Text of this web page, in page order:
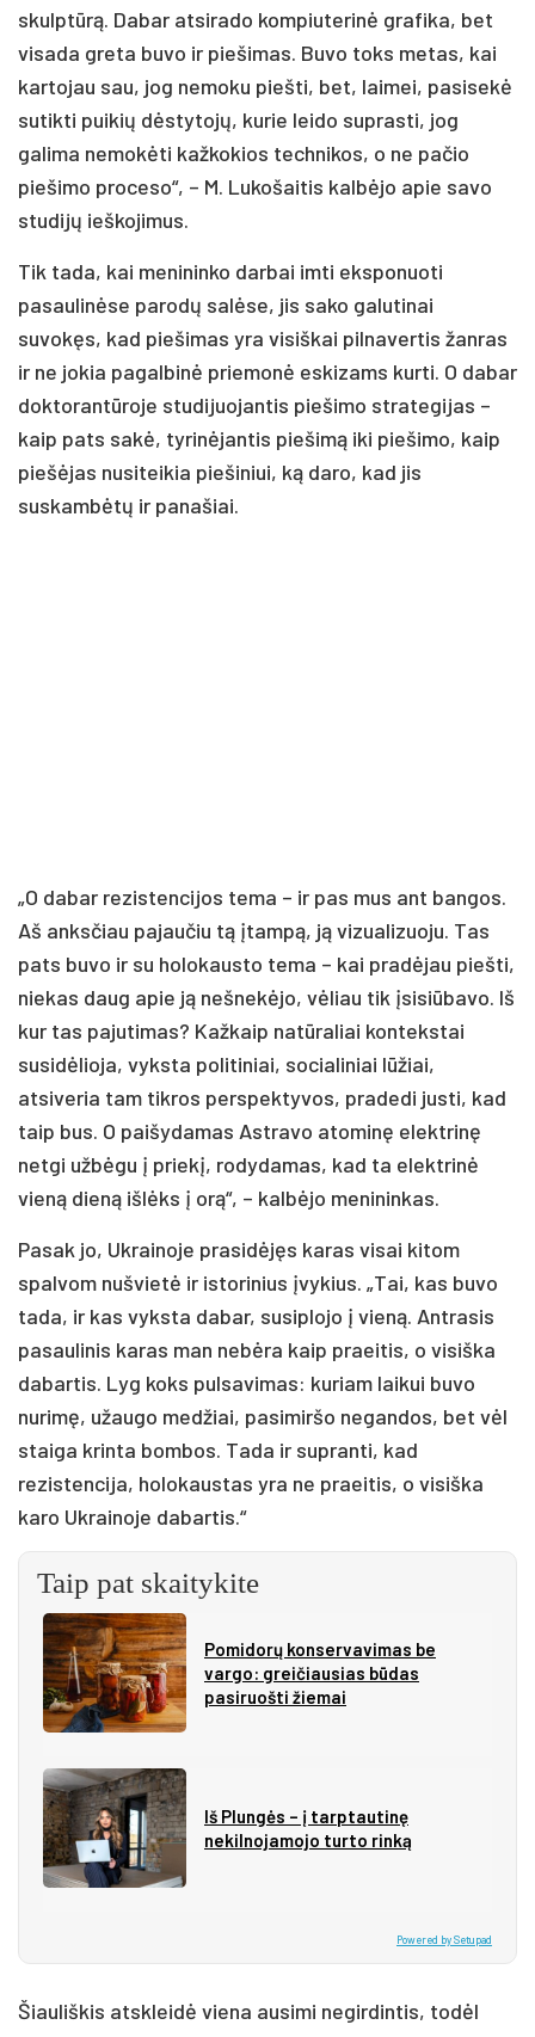
skulptūrą. Dabar atsirado kompiuterinė grafika, bet
visada greta buvo ir piešimas. Buvo toks metas, kai
kartojau sau, jog nemoku piešti, bet, laimei, pasisekė
sutikti puikių dėstytojų, kurie leido suprasti, jog
galima nemokėti kažkokios technikos, o ne pačio
piešimo proceso“, – M. Lukošaitis kalbėjo apie savo
studijų ieškojimus.
Tik tada, kai menininko darbai imti eksponuoti
pasaulinėse parodų salėse, jis sako galutinai
suvokęs, kad piešimas yra visiškai pilnavertis žanras
ir ne jokia pagalbinė priemonė eskizams kurti. O dabar
doktorantūroje studijuojantis piešimo strategijas –
kaip pats sakė, tyrinėjantis piešimą iki piešimo, kaip
piešėjas nusiteikia piešiniui, ką daro, kad jis
suskambėtų ir panašiai.
„O dabar rezistencijos tema – ir pas mus ant bangos.
Aš anksčiau pajaučiu tą įtampą, ją vizualizuoju. Tas
pats buvo ir su holokausto tema – kai pradėjau piešti,
niekas daug apie ją nešnekėjo, vėliau tik įsisiūbavo. Iš
kur tas pajutimas? Kažkaip natūraliai kontekstai
susidėlioja, vyksta politiniai, socialiniai lūžiai,
atsiveria tam tikros perspektyvos, pradedi justi, kad
taip bus. O paišydamas Astravo atominę elektrinę
netgi užbėgu į priekį, rodydamas, kad ta elektrinė
vieną dieną išlėks į orą“, – kalbėjo menininkas.
Pasak jo, Ukrainoje prasidėjęs karas visai kitom
spalvom nušvietė ir istorinius įvykius. „Tai, kas buvo
tada, ir kas vyksta dabar, susiplojo į vieną. Antrasis
pasaulinis karas man nebėra kaip praeitis, o visiška
dabartis. Lyg koks pulsavimas: kuriam laikui buvo
nurimę, užaugo medžiai, pasimiršo negandos, bet vėl
staiga krinta bombos. Tada ir supranti, kad
rezistencija, holokaustas yra ne praeitis, o visiška
karo Ukrainoje dabartis.“
Taip pat skaitykite
Pomidorų konservavimas be
vargo: greičiausias būdas
pasiruošti žiemai
Iš Plungės – į tarptautinę
nekilnojamojo turto rinką
Powered by Setupad
Šiauliškis atskleidė viena ausimi negirdintis, todėl